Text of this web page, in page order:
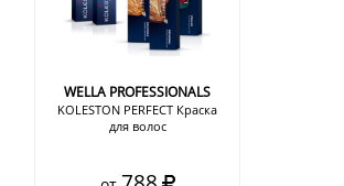
WELLA PROFESSIONALS
KOLESTON PERFECT Краска
для волос